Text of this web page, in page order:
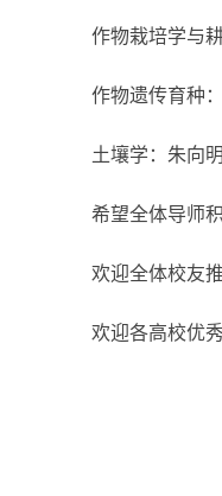
作物栽培学与耕
作物遗传育种：
土壤学：朱向明
希望全体导师积
欢迎全体校友推
欢迎各高校优秀